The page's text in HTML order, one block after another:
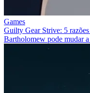
Games
Guilty Gear Strive: 5
Bartholomew pode mudar